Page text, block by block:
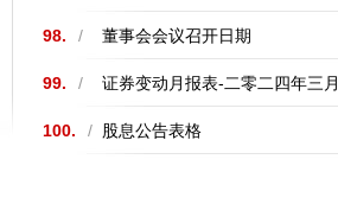
98. / 董事会会议召开日期
99. / 证券变动月报表-二零二四年三月
100. / 股息公告表格